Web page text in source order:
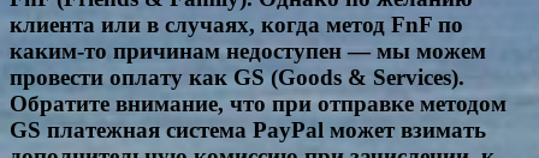
клиента или в случаях, когда метод FnF по
каким-то причинам недоступен — мы можем
провести оплату как GS (Goods & Services).
Обратите внимание, что при отправке методом
GS платежная система PayPal может взимать